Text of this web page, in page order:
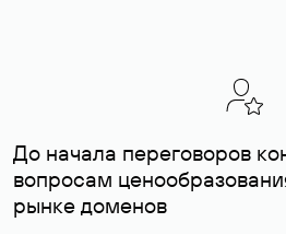
До начала переговоров
вопросам
рынке доменов